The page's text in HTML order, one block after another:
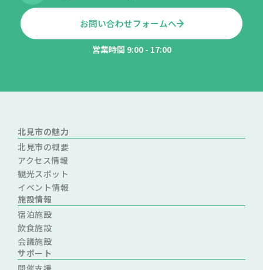
お問い合わせフォームへ
営業時間 9:00 - 17:00
北見市の魅力
北見市の概要
アクセス情報
観光スポット
イベント情報
施設情報
宿泊施設
飲食施設
会議施設
サポート